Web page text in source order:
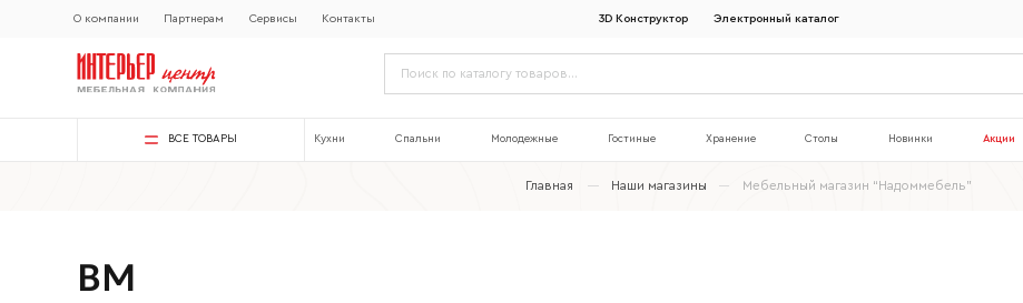
О компании Партнерам Сервисы Контакты 3D Конструктор Электронный каталог
ВСЕ ТОВАРЫ Кухни Спальни Молодежные Гостиные Хранение Столы Новинки Акции
Главная Наши магазины Мебельный магазин “Надоммебель”
ВМ